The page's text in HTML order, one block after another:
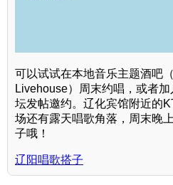
可以试试在本地音乐主题酒吧
Livehouse）周末约唱，或者
坛发帖邀约。辽化宾馆附近的
场还有露天唱歌角落，周末晚
子哦！
辽阳唱歌搭子